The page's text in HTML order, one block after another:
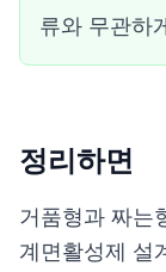
류와 무관하
정리하면
거품형과 짜는
계면활성제 설